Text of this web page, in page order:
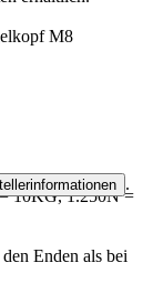
M8
10KG, 1.250N =
Enden als bei
.